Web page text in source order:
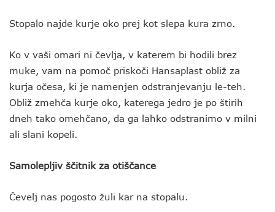
Stopalo najde kurje oko prej kot slepa kura zrno.
Ko v vaši omari ni čevlja, v katerem bi hodili brez
muke, vam na pomoč priskoči Hansaplast obliž za
kurja očesa, ki je namenjen odstranjevanju le-teh.
Obliž zmehča kurje oko, katerega jedro je po štirih
dneh tako omehčano, da ga lahko odstranimo v milni
ali slani kopeli.
Samolepljiv ščitnik za otiščance
Čevelj nas pogosto žuli kar na stopalu.